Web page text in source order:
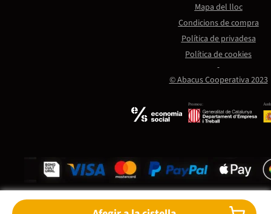
Promou:
© Abacus Cooperativa 2023
Mapa del lloc
Condicions de compra
Política de privadesa
Política de cookies